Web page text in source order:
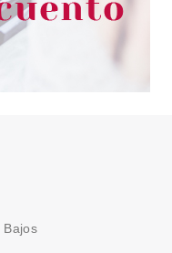
010
Bajos